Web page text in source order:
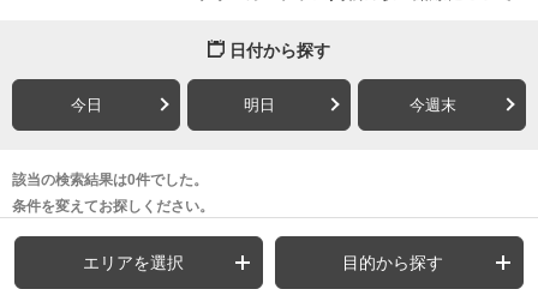
日付から探す
今日 明日 今週末
該当の検索結果は0件でした。
条件を変えてお探しください。
エリアを選択 目的から探す